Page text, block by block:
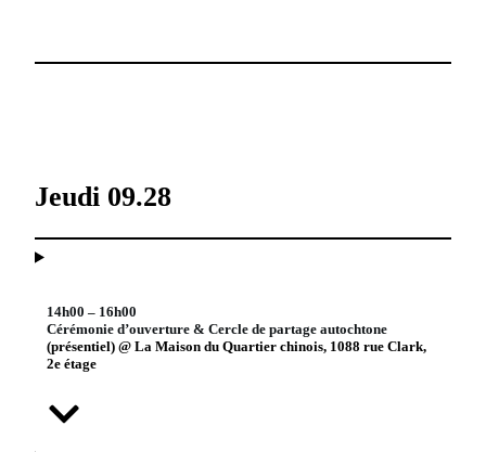
Jeudi 09.28
14h00 – 16h00
Cérémonie d’ouverture & Cercle de partage autochtone
(présentiel) @ La Maison du Quartier chinois, 1088 rue Clark,
2e étage